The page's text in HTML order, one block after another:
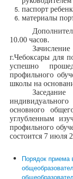
паспорт
материалы
10.00 часов.
г.Чебоксары для
успешно
профильного
школы на
основного
углубленным
профильного
состоится 7 июля
Порядок приема